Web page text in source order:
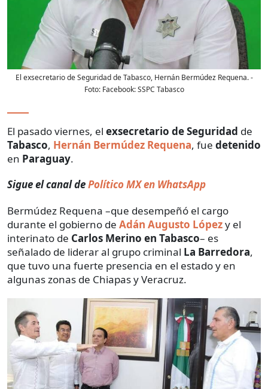
El exsecretario de Seguridad de Tabasco, Hernán Bermúdez Requena.-
Foto: Facebook: SSPC Tabasco
El pasado viernes, el exsecretario de Seguridad de
Tabasco, Hernán Bermúdez Requena, fue detenido
en Paraguay.
Sigue el canal dePolítico MX en WhatsApp
Bermúdez Requena –que desempeñó el cargo
durante el gobierno de Adán Augusto Lópezy el
interinato de Carlos Merino en Tabasco– es
señalado de liderar al grupo criminal La Barredora,
que tuvo una fuerte presencia en el estado y en
algunas zonas de Chiapas y Veracruz.